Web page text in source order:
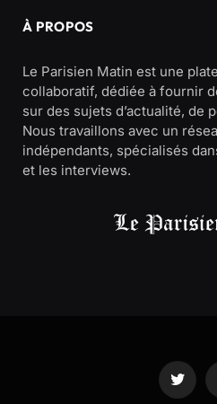
À PROPOS
Le Parisien Matin est une
collaboratif, dédiée à fournir
sur des sujets d’actualité, de
Nous travaillons avec un
indépendants, spécialisés
et les interviews.
Twitter